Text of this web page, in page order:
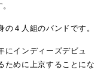
４人組のバンドです。
にインディーズデビュ
ために上京することにな